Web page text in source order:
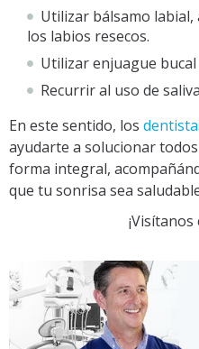
Utilizar bálsamo labial,
los labios resecos.
Utilizar enjuague
Recurrir al uso de
En este sentido, los
ayudarte a solucionar
forma integral,
que tu sonrisa sea